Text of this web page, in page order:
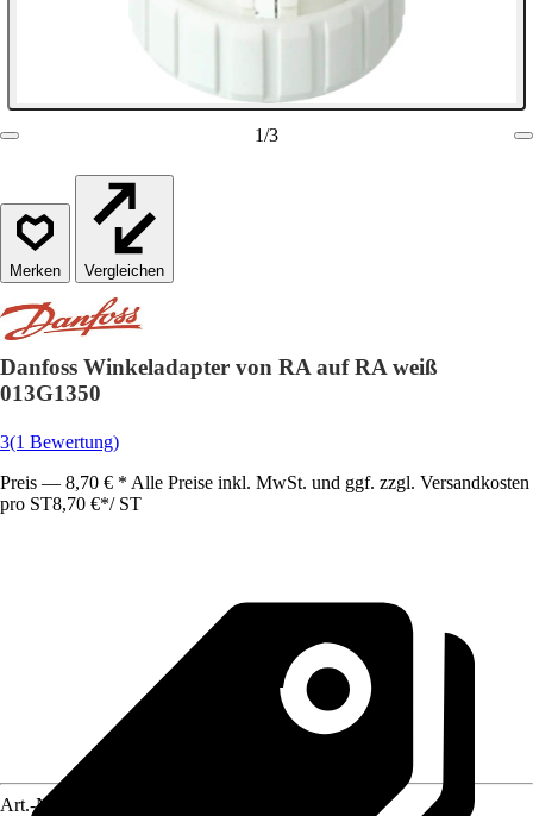
1/3
Vergleichen
Danfoss Winkeladapter von RA auf RA weiß
013G1350
3(1 Bewertung)
Preis — 8,70 € * Alle Preise inkl. MwSt. und ggf. zzgl. Versandkosten
pro ST8,70 €*/ ST
Art.-Nr.